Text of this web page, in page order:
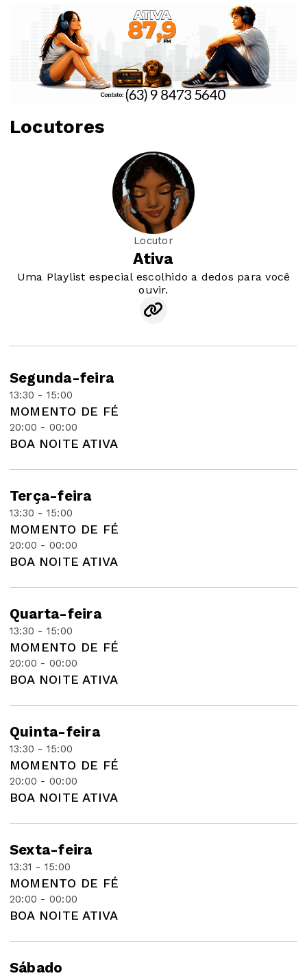
Locutores
Locutor
Ativa
Uma Playlist especial escolhido a dedos para você
ouvir.
Segunda-feira
13:30 - 15:00
MOMENTO DE FÉ
20:00 - 00:00
BOA NOITE ATIVA
Terça-feira
13:30 - 15:00
MOMENTO DE FÉ
20:00 - 00:00
BOA NOITE ATIVA
Quarta-feira
13:30 - 15:00
MOMENTO DE FÉ
20:00 - 00:00
BOA NOITE ATIVA
Quinta-feira
13:30 - 15:00
MOMENTO DE FÉ
20:00 - 00:00
BOA NOITE ATIVA
Sexta-feira
13:31 - 15:00
MOMENTO DE FÉ
20:00 - 00:00
BOA NOITE ATIVA
Sábado